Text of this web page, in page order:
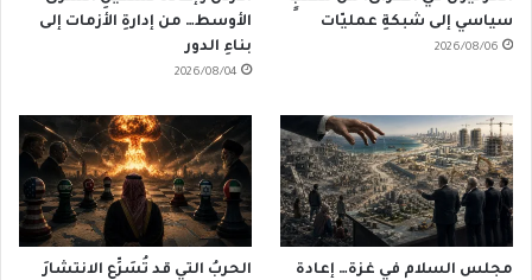
سياسي إلى شبكةِ عمليّات
2026/08/06
الأوسط… من إدارةِ الأزمات إلى
بناءِ الدور
2026/08/04
مجلس السلام في غزة… إعادة
الحربُ التي قد تُسَرِّع الانتشارَ